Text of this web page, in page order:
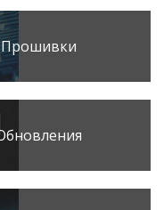
Прошивки